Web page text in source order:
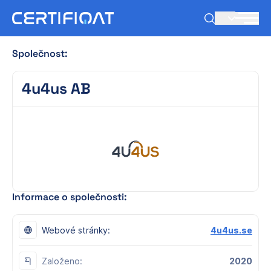
Společnost:
4u4us AB
Informace o společnosti:
Webové stránky: 4u4us.se
Založeno: 2020